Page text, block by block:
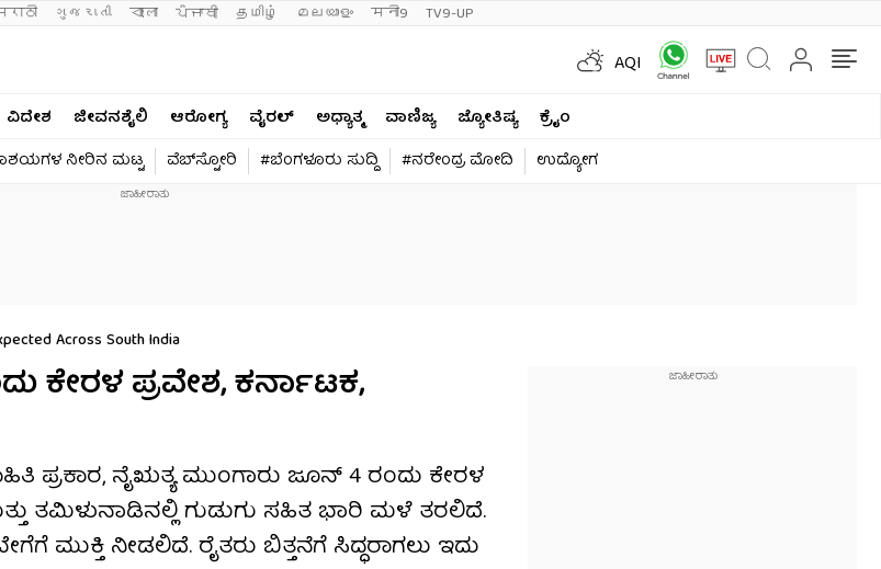
ગુજરાતી বাংলা ਪੰਜਾਬੀ தமிழ் മലയാളം मनी9 TV9-UP
AQI
ವಿದೇಶ ಜೀವನಶೈಲಿ ಆರೋಗ್ಯ ವೈರಲ್​ ಅಧ್ಯಾತ್ಮ ವಾಣಿಜ್ಯ ಜ್ಯೋತಿಷ್ಯ
ಕ್ರೈಂ
ನೀರಿನ ಮಟ್ಟ ವೆಬ್​ಸ್ಟೋರಿ #ಬೆಂಗಳೂರು ಸುದ್ದಿ #ನರೇಂದ್ರ ಮೋದಿ ಉದ್ಯೋಗ
Across South India
ಕೇರಳ ಪ್ರವೇಶ, ಕರ್ನಾಟಕ,
ಪ್ರಕಾರ, ನೈಋತ್ಯ ಮುಂಗಾರು ಜೂನ್ 4 ರಂದು ಕೇರಳ
ತಮಿಳುನಾಡಿನಲ್ಲಿ ಗುಡುಗು ಸಹಿತ ಭಾರಿ ಮಳೆ ತರಲಿದೆ.
ಮುಕ್ತಿ ನೀಡಲಿದೆ. ರೈತರು ಬಿತ್ತನೆಗೆ ಸಿದ್ಧರಾಗಲು ಇದು